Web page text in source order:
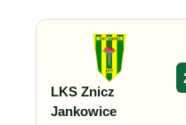
LKS Znicz
Jankowice